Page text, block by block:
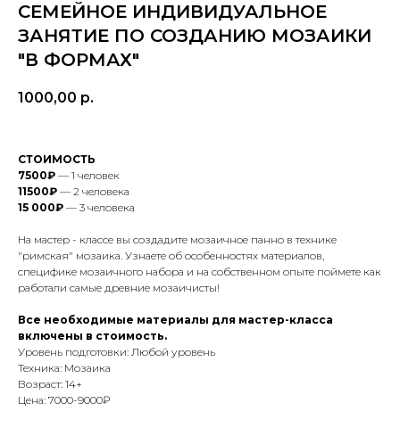
СЕМЕЙНОЕ ИНДИВИДУАЛЬНОЕ
ЗАНЯТИЕ ПО СОЗДАНИЮ МОЗАИКИ
"В ФОРМАХ"
1000,00 р.
СТОИМОСТЬ
7500₽ — 1 человек
11500₽ — 2 человека
15 000₽ — 3 человека
На мастер - классе вы создадите мозаичное панно в технике
"римская" мозаика. Узнаете об особенностях материалов,
специфике мозаичного набора и на собственном опыте поймете как
работали самые древние мозаичисты!
Все необходимые материалы для мастер-класса
включены в стоимость.
Уровень подготовки: Любой уровень
Техника: Мозаика
Возраст: 14+
Цена: 7000-9000₽